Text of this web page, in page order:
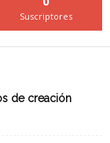
Suscriptores
de creación